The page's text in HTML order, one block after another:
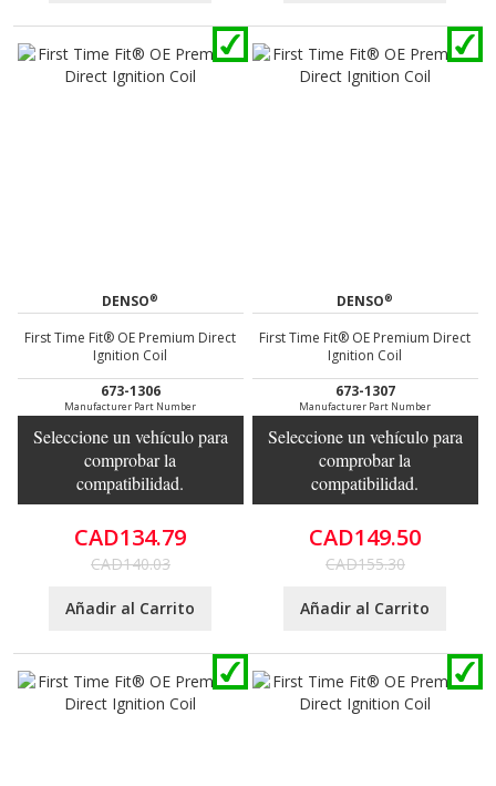
DENSO®
First Time Fit® OE Premium Direct
Ignition Coil
673-1306
Manufacturer Part Number
Seleccione un vehículo para
comprobar la
compatibilidad.
CAD134.79
CAD140.03
Añadir al Carrito
DENSO®
First Time Fit® OE Premium Direct
Ignition Coil
673-1307
Manufacturer Part Number
Seleccione un vehículo para
comprobar la
compatibilidad.
CAD149.50
CAD155.30
Añadir al Carrito